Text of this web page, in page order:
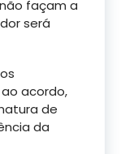
façam a
será
acordo,
de
da